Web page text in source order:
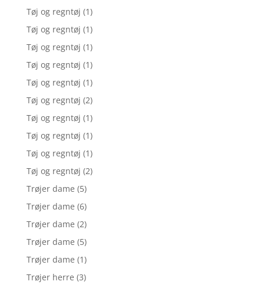
Tøj og regntøj (1)
Tøj og regntøj (1)
Tøj og regntøj (1)
Tøj og regntøj (1)
Tøj og regntøj (1)
Tøj og regntøj (2)
Tøj og regntøj (1)
Tøj og regntøj (1)
Tøj og regntøj (1)
Tøj og regntøj (2)
Trøjer dame (5)
Trøjer dame (6)
Trøjer dame (2)
Trøjer dame (5)
Trøjer dame (1)
Trøjer herre (3)